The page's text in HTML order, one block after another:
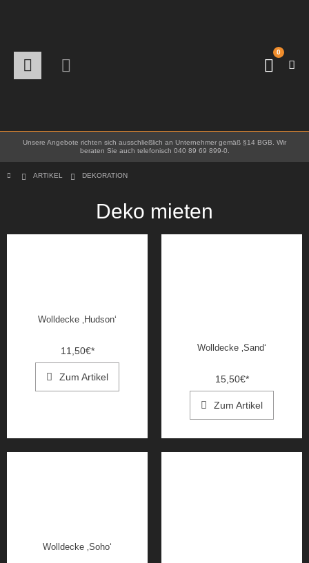
0
Unsere Angebote richten sich ausschließlich an Unternehmer gemäß §14 BGB. Wir
beraten Sie auch telefonisch 040 89 69 899-0.
ARTIKEL DEKORATION
Deko mieten
Wolldecke ‚Hudson‘
11,50€*
Zum Artikel
Wolldecke ‚Sand‘
15,50€*
Zum Artikel
Wolldecke ‚Soho‘